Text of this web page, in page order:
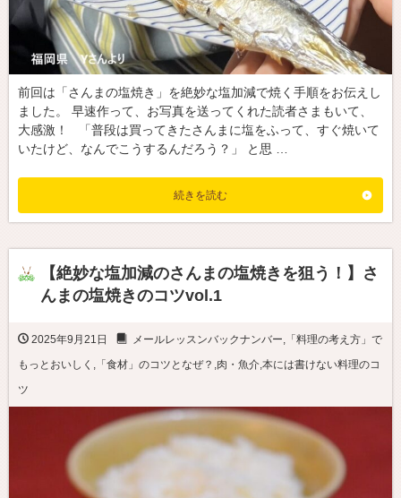
前回は「さんまの塩焼き」を絶妙な塩加減で焼く手順をお伝えし
ました。 早速作って、お写真を送ってくれた読者さまもいて、
大感激！ 「普段は買ってきたさんまに塩をふって、すぐ焼いて
いたけど、なんでこうするんだろう？」 と思 …
続きを読む
【絶妙な塩加減のさんまの塩焼きを狙う！】さ
んまの塩焼きのコツvol.1
2025年9月21日 メールレッスンバックナンバー, 「料理の考え方」で
もっとおいしく , 「食材」のコツとなぜ？ ,肉・魚介,本には書けない料理のコ
ツ